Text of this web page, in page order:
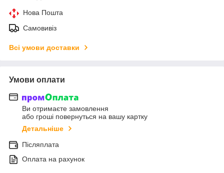
Нова Пошта
Самовивіз
Всі умови доставки
Умови оплати
Ви отримаєте замовлення
або гроші повернуться на вашу картку
Детальніше
Післяплата
Оплата на рахунок